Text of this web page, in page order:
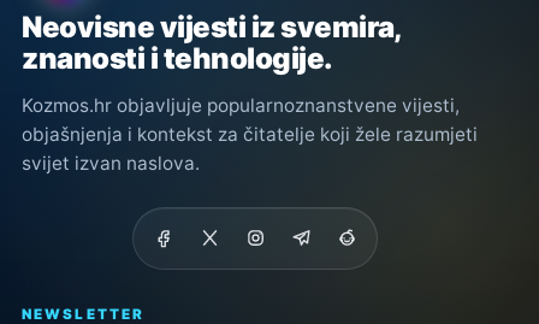
Neovisne vijesti iz svemira,
znanosti i tehnologije.
Kozmos.hr objavljuje popularnoznanstvene vijesti,
objašnjenja i kontekst za čitatelje koji žele razumjeti
svijet izvan naslova.
NEWSLETTER